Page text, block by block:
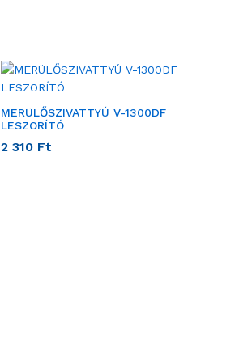
MERÜLŐSZIVATTYÚ V-1300DF
LESZORÍTÓ
2 310 Ft